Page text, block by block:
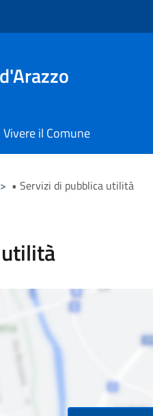
Vivere il Comune
> • Servizi di pubblica utilità